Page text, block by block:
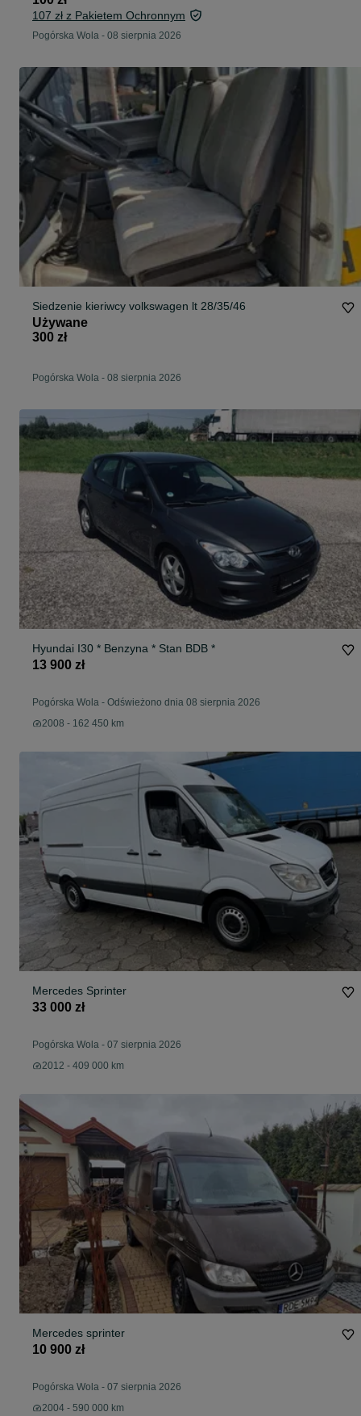
107 zł z Pakietem Ochronnym
Pogórska Wola - 08 sierpnia 2026
Siedzenie kieriwcy volkswagen lt 28/35/46
Używane
300 zł
Pogórska Wola - 08 sierpnia 2026
Hyundai I30 * Benzyna * Stan BDB *
13 900 zł
Pogórska Wola - Odświeżono dnia 08 sierpnia 2026
2008 - 162 450 km
Mercedes Sprinter
33 000 zł
Pogórska Wola - 07 sierpnia 2026
2012 - 409 000 km
Mercedes sprinter
10 900 zł
Pogórska Wola - 07 sierpnia 2026
2004 - 590 000 km